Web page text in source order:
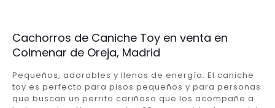
Cachorros de Caniche Toy en venta en
Colmenar de Oreja, Madrid
Pequeños, adorables y llenos de energía. El caniche
toy es perfecto para pisos pequeños y para personas
que buscan un perrito cariñoso que los acompañe a